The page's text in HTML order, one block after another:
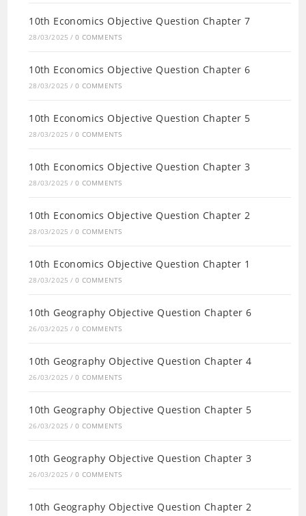
10th Economics Objective Question Chapter 7
28/03/2025 / 0 COMMENTS
10th Economics Objective Question Chapter 6
28/03/2025 / 0 COMMENTS
10th Economics Objective Question Chapter 5
28/03/2025 / 0 COMMENTS
10th Economics Objective Question Chapter 3
28/03/2025 / 0 COMMENTS
10th Economics Objective Question Chapter 2
28/03/2025 / 0 COMMENTS
10th Economics Objective Question Chapter 1
28/03/2025 / 0 COMMENTS
10th Geography Objective Question Chapter 6
26/03/2025 / 0 COMMENTS
10th Geography Objective Question Chapter 4
26/03/2025 / 0 COMMENTS
10th Geography Objective Question Chapter 5
26/03/2025 / 0 COMMENTS
10th Geography Objective Question Chapter 3
26/03/2025 / 0 COMMENTS
10th Geography Objective Question Chapter 2